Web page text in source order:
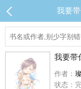
我要
我要带
作者：
状态：